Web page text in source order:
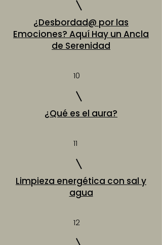
¿Desbordad@ por las
Emociones? Aquí Hay un Ancla
de Serenidad
10
¿Qué es el aura?
11
Limpieza energética con sal y
agua
12